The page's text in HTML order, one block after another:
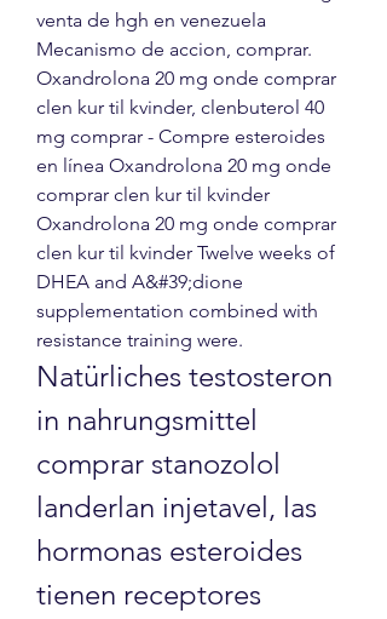
venta de hgh en venezuela
Mecanismo de accion, comprar.
Oxandrolona 20 mg onde comprar
clen kur til kvinder, clenbuterol 40
mg comprar - Compre esteroides
en línea Oxandrolona 20 mg onde
comprar clen kur til kvinder
Oxandrolona 20 mg onde comprar
clen kur til kvinder Twelve weeks of
DHEA and A&#39;dione
supplementation combined with
resistance training were.
Natürliches testosteron
in nahrungsmittel
comprar stanozolol
landerlan injetavel, las
hormonas esteroides
tienen receptores